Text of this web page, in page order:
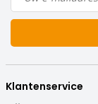
Klantenservice